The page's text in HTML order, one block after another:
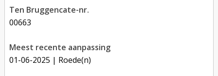
Ten Bruggencate-nr.
00663
Meest recente aanpassing
01-06-2025 | Roede(n)